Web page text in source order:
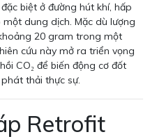
biệt ở đường hút khí, hấp
dung dịch. Mặc dù lượng
20 gram trong một
cứu này mở ra triển vọng
CO₂ để biến động cơ đốt
thải thực sự.
Retrofit